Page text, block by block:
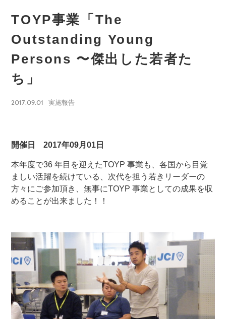
TOYP事業「The
Outstanding Young
Persons 〜傑出した若者た
ち」
2017.09.01 実施報告
開催日 2017年09月01日
本年度で36 年目を迎えたTOYP 事業も、各国から目覚
ましい活躍を続けている、次代を担う若きリーダーの
方々にご参加頂き、無事にTOYP 事業としての成果を収
めることが出来ました！！